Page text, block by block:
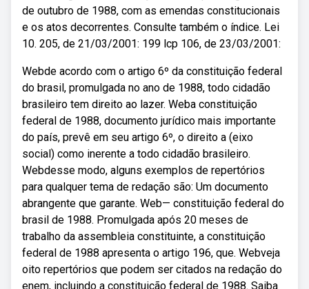
de outubro de 1988, com as emendas constitucionais
e os atos decorrentes. Consulte também o índice. Lei
10. 205, de 21/03/2001: 199 lcp 106, de 23/03/2001:
Webde acordo com o artigo 6º da constituição federal
do brasil, promulgada no ano de 1988, todo cidadão
brasileiro tem direito ao lazer. Weba constituição
federal de 1988, documento jurídico mais importante
do país, prevê em seu artigo 6º, o direito a (eixo
social) como inerente a todo cidadão brasileiro.
Webdesse modo, alguns exemplos de repertórios
para qualquer tema de redação são: Um documento
abrangente que garante. Web— constituição federal do
brasil de 1988. Promulgada após 20 meses de
trabalho da assembleia constituinte, a constituição
federal de 1988 apresenta o artigo 196, que. Webveja
oito repertórios que podem ser citados na redação do
enem, incluindo a constituição federal de 1988. Saiba